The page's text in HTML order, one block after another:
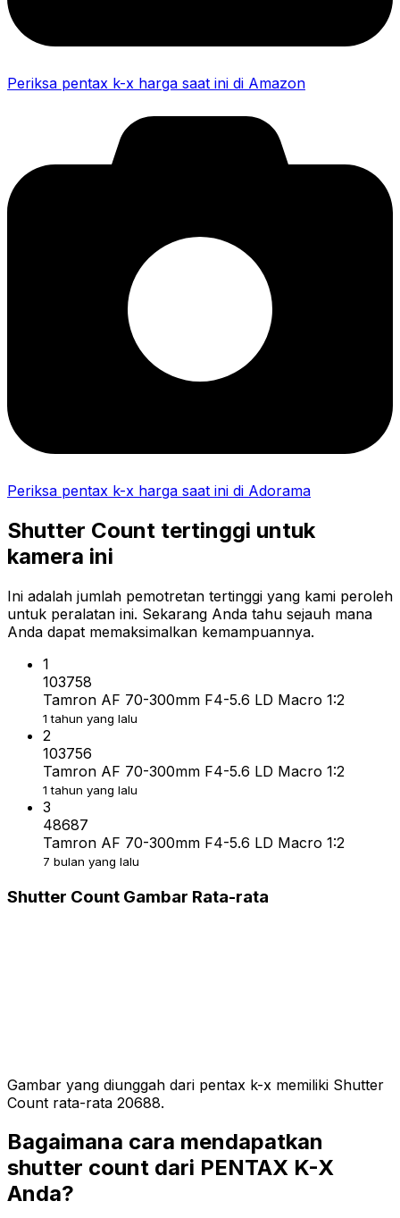
Periksa pentax k-x harga saat ini di Amazon
Periksa pentax k-x harga saat ini di Adorama
Shutter Count tertinggi untuk
kamera ini
Ini adalah jumlah pemotretan tertinggi yang kami peroleh
untuk peralatan ini. Sekarang Anda tahu sejauh mana
Anda dapat memaksimalkan kemampuannya.
1
103758
Tamron AF 70-300mm F4-5.6 LD Macro 1:2
1 tahun yang lalu
2
103756
Tamron AF 70-300mm F4-5.6 LD Macro 1:2
1 tahun yang lalu
3
48687
Tamron AF 70-300mm F4-5.6 LD Macro 1:2
7 bulan yang lalu
Shutter Count Gambar Rata-rata
Gambar yang diunggah dari pentax k-x memiliki Shutter
Count rata-rata 20688.
Bagaimana cara mendapatkan
shutter count dari PENTAX K-X
Anda?